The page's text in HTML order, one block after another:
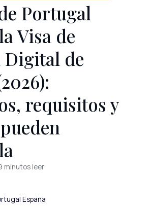
Portugal
Visa de
Digital de
requisitos y
minutos leer